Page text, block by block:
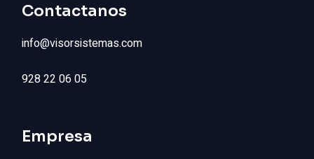
Contactanos
info@visorsistemas.com
928 22 06 05
Empresa